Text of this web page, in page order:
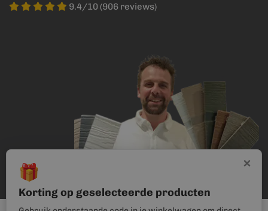
9.4/10 (906 reviews)
×
🎁
Korting op geselecteerde producten